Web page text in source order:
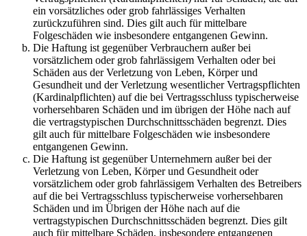
ein vorsätzliches oder grob fahrlässiges Verhalten
zurückzuführen sind. Dies gilt auch für mittelbare
Folgeschäden wie insbesondere entgangenen Gewinn.
Die Haftung ist gegenüber Verbrauchern außer bei
vorsätzlichem oder grob fahrlässigem Verhalten oder bei
Schäden aus der Verletzung von Leben, Körper und
Gesundheit und der Verletzung wesentlicher Vertragspflichten
(Kardinalpflichten) auf die bei Vertragsschluss typischerweise
vorhersehbaren Schäden und im übrigen der Höhe nach auf
die vertragstypischen Durchschnittsschäden begrenzt. Dies
gilt auch für mittelbare Folgeschäden wie insbesondere
entgangenen Gewinn.
Die Haftung ist gegenüber Unternehmern außer bei der
Verletzung von Leben, Körper und Gesundheit oder
vorsätzlichem oder grob fahrlässigem Verhalten des Betreibers
auf die bei Vertragsschluss typischerweise vorhersehbaren
Schäden und im Übrigen der Höhe nach auf die
vertragstypischen Durchschnittsschäden begrenzt. Dies gilt
auch für mittelbare Schäden, insbesondere entgangenen